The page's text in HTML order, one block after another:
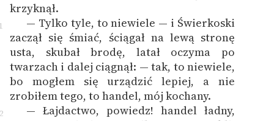
krzyknął.
— Tylko tyle, to niewiele — i Świerkoski
zaczął się śmiać, ściągał na lewą stronę
usta, skubał brodę, latał oczyma po
twarzach i dalej ciągnął: — tak, to niewiele,
bo mogłem się urządzić lepiej, a nie
zrobiłem tego, to handel, mój kochany.
— Łajdactwo, powiedz! handel ładny,